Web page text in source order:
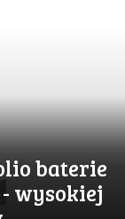
baterie
wysokiej